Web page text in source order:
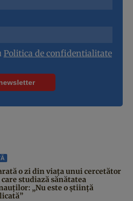
Politica de confidentialitate
o zi din viața unui cercetător
care studiază sănătatea
„Nu este o știință